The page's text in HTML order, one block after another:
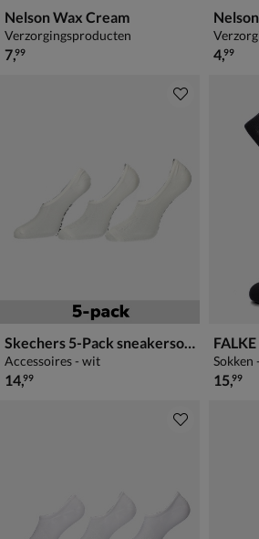
Nelson Wax Cream
Verzorgingsproducten
€ 7,99
7,99 € 4,99
4,99
Skechers 5-Pack sneakersokken
Accessoires - wit
€ 14,99
14,99
Sokken
€ 15,99
15,99